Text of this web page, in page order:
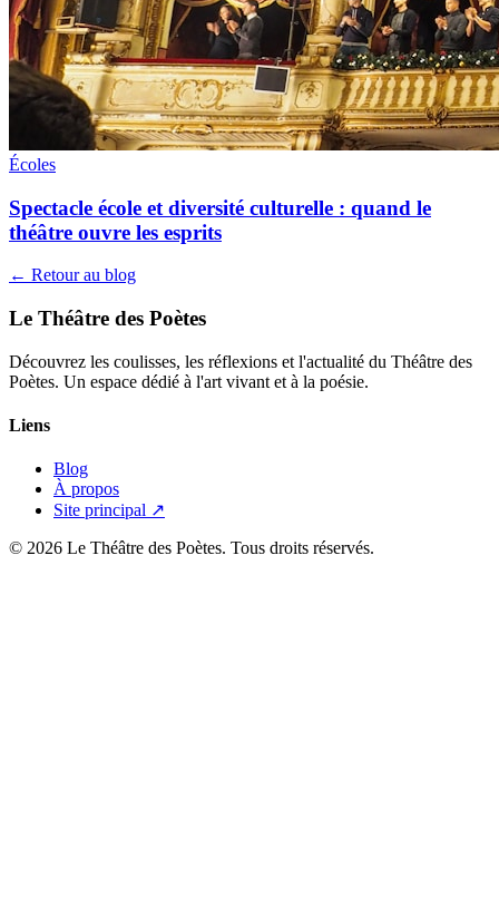
Écoles
Spectacle école et diversité culturelle : quand le
théâtre ouvre les esprits
← Retour au blog
Le Théâtre des Poètes
Découvrez les coulisses, les réflexions et l'actualité du Théâtre des
Poètes. Un espace dédié à l'art vivant et à la poésie.
Liens
Blog
À propos
Site principal ↗
© 2026 Le Théâtre des Poètes. Tous droits réservés.